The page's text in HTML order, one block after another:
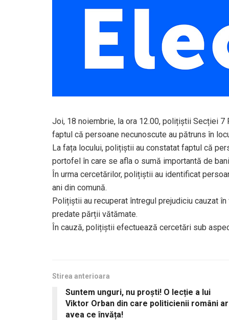
Joi, 18 noiembrie, la ora 12.00, polițiștii Secției
faptul că persoane necunoscute au pătruns în
La fața locului, polițiștii au constatat faptul că
portofel în care se afla o sumă importantă de
În urma cercetărilor, polițiștii au identificat
ani din comună.
Polițiștii au recuperat întregul prejudiciu cauzat
predate părții vătămate.
În cauză, polițiștii efectuează cercetări sub
Stirea anterioara
Suntem unguri, nu proști! O lecție a lui
Viktor Orban din care politicienii români ar
avea ce învăța!